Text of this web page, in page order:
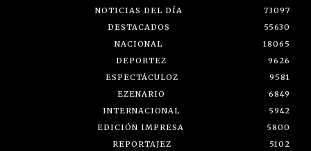
NOTICIAS DEL DÍA
73097
DESTACADOS
55630
NACIONAL
18065
DEPORTEZ
9626
ESPECTÁCULOZ
9581
EZENARIO
6849
INTERNACIONAL
5942
EDICIÓN IMPRESA
5800
REPORTAJEZ
5102